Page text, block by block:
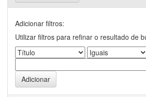
Adicionar filtros:
Utilizar filtros para refinar o resultado de